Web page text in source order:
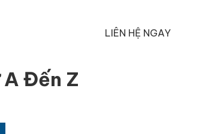
LIÊN HỆ NGAY
Đến Z